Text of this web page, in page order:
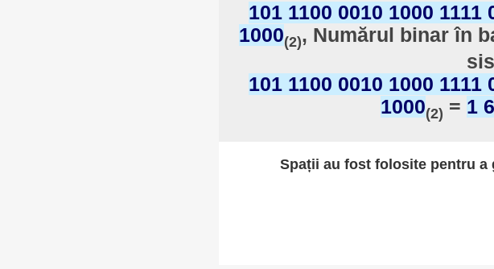
101 1100 0010 1000 1111
1000(2), Numărul binar în
101 1100 0010 1000 1111
1000(2) = 1
Spații au fost folosite pentru a